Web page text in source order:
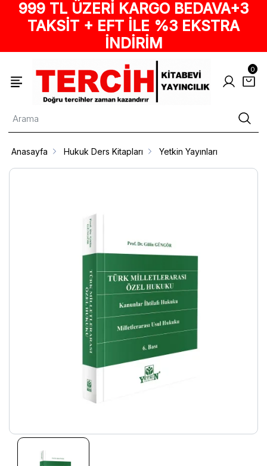
999 TL ÜZERİ KARGO BEDAVA+3
TAKSİT + EFT İLE %3 EKSTRA
İNDİRİM
0
Anasayfa Hukuk Ders Kitapları Yetkin Yayınları